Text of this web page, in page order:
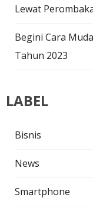
Lewat
Begini Cara
Tahun 2023
LABEL
Bisnis
News
Smartphone